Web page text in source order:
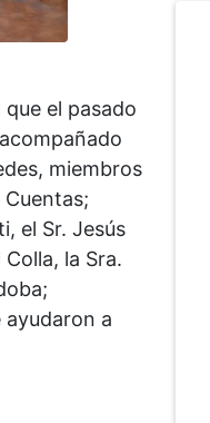
el pasado
miembros
el Sr. Jesús
la Sra.
ayudaron a